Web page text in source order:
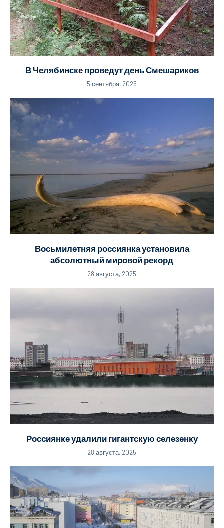
В Челябинске проведут день Смешариков
5 сентября, 2025
Восьмилетняя россиянка установила
абсолютный мировой рекорд
28 августа, 2025
Россиянке удалили гигантскую селезенку
28 августа, 2025